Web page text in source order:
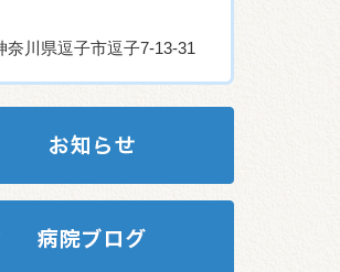
奈川県逗子市逗子7-13-31